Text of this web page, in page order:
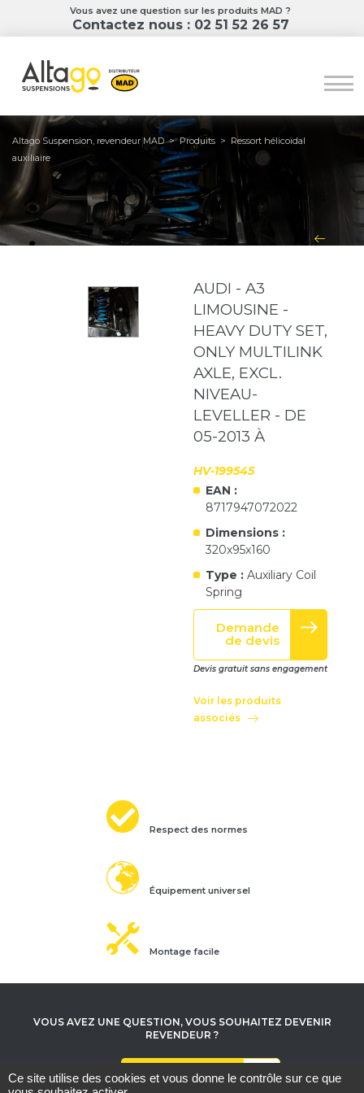
Vous avez une question sur les produits MAD ?
Contactez nous : 02 51 52 26 57
Altago Suspension, revendeur MAD> Produits > Ressort hélicoïdal
auxiliaire
AUDI - A3
LIMOUSINE -
HEAVY DUTY SET,
ONLY MULTILINK
AXLE, EXCL.
NIVEAU-
LEVELLER - DE
05-2013 À
HV-199545
EAN :
8717947072022
Dimensions :
320x95x160
Type :Auxiliary Coil
Spring
Demande
de devis
Devis gratuit sans engagement
Voir les produits
associés
Respect des normes
Équipement universel
Montage facile
VOUS AVEZ UNE QUESTION, VOUS SOUHAITEZ DEVENIR
REVENDEUR ?
Contactez-nous
Ce site utilise des cookies et vous donne le contrôle sur ce que